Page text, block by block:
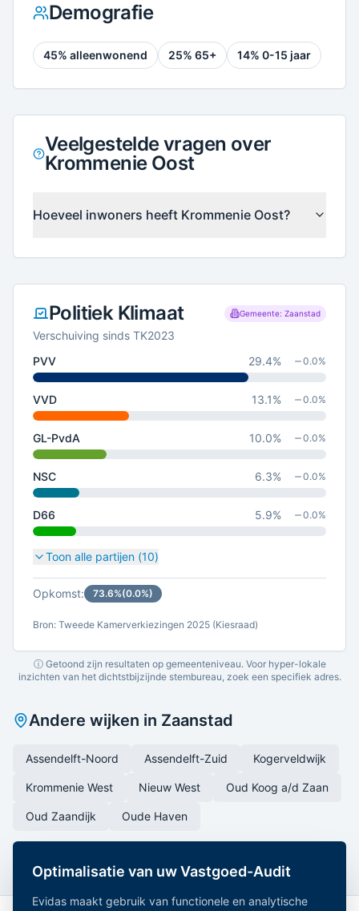
Demografie
45% alleenwonend 25% 65+ 14% 0-15 jaar
Veelgestelde vragen over
Krommenie Oost
Hoeveel inwoners heeft Krommenie Oost?
Politiek Klimaat Gemeente: Zaanstad
Verschuiving sinds TK2023
PVV
29.4% 0.0%
VVD 13.1% 0.0%
GL-PvdA 10.0% 0.0%
NSC 6.3% 0.0%
D66 5.9% 0.0%
Toon alle partijen (10)
Opkomst: 73.6%(0.0%)
Bron: Tweede Kamerverkiezingen 2025 (Kiesraad)
ⓘ Getoond zijn resultaten op gemeenteniveau. Voor hyper-lokale
inzichten van het dichtstbijzijnde stembureau, zoek een specifiek adres.
Andere wijken in Zaanstad
Assendelft-Noord Assendelft-Zuid Kogerveldwijk
Krommenie West Nieuw West Oud Koog a/d Zaan
Oud Zaandijk Oude Haven
Optimalisatie van uw Vastgoed-Audit
Evidas maakt gebruik van functionele en analytische